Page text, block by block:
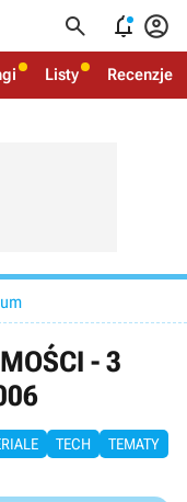
  
Listy Recenzje
- 3
TECH TEMATY